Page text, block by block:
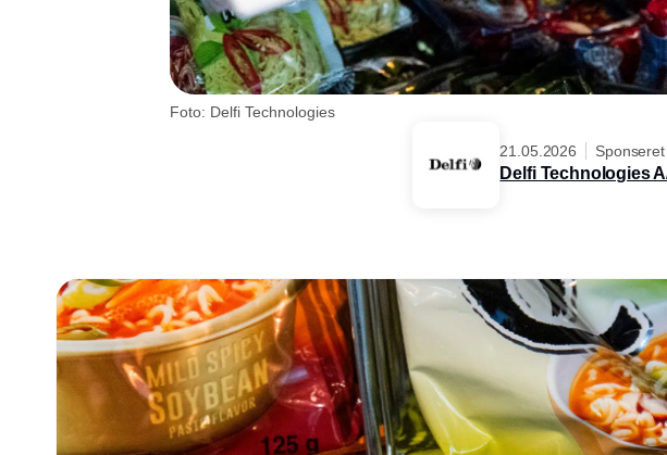
Foto: Delfi Technologies
21.05.2026 Sponseret
Delfi Technologies